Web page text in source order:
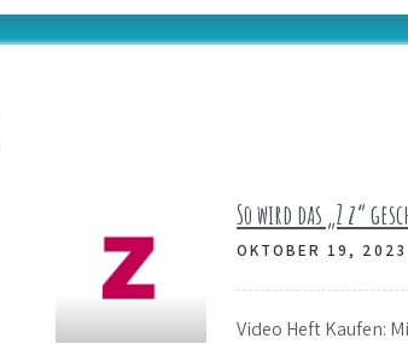
So wird das „Z z“
OKTOBER 19, 2023
Video Heft Kaufen: